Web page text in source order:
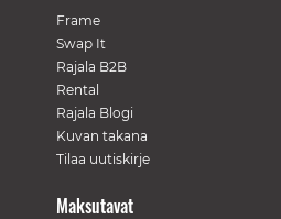
Frame
Swap It
Rajala B2B
Rental
Rajala Blogi
Kuvan takana
Tilaa uutiskirje
Maksutavat